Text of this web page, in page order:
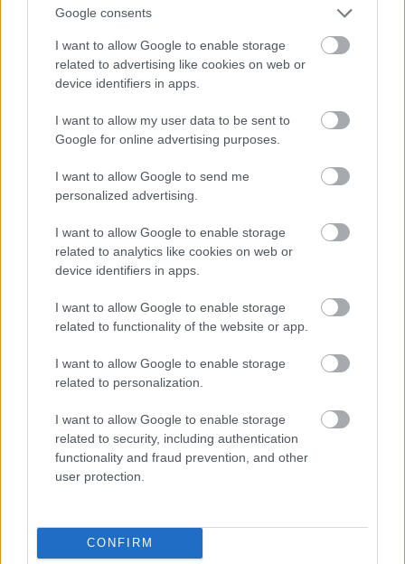
Google consents
I want to allow Google to enable storage
related to advertising like cookies on web or
device identifiers in apps.
I want to allow my user data to be sent to
Google for online advertising purposes.
I want to allow Google to send me
personalized advertising.
I want to allow Google to enable storage
related to analytics like cookies on web or
device identifiers in apps.
I want to allow Google to enable storage
related to functionality of the website or app.
I want to allow Google to enable storage
related to personalization.
I want to allow Google to enable storage
related to security, including authentication
functionality and fraud prevention, and other
user protection.
CONFIRM
Az első 11 fotó egy olyan sorozatból származik,
akkor készültek, akkor Hardy 31 éves rajtuk
Fotó: Rebecca Reid / Northfoto